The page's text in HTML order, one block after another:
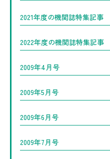
2021年度の機関誌特集記事
2022年度の機関誌特集記事
2009年4月号
2009年5月号
2009年6月号
2009年7月号